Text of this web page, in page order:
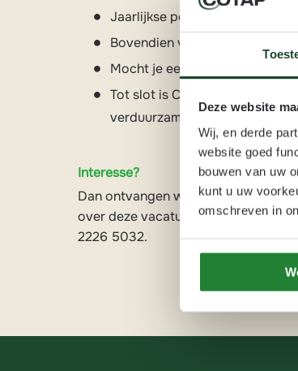
Deze website
Wij, en derde
website goed
bouwen van uw
kunt u uw
omschreven in
Jaarlijkse
Bovendien vergeten we jouw
Mocht je een nieuwe vloer
Tot slot is Cotap een
verduurzaming van onze
Interesse?
Dan ontvangen we graag jouw
over deze vacature kan je contact
2226 5032.